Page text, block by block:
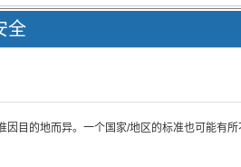
全
因目的地而异。一个国家/地区的标准也可能有